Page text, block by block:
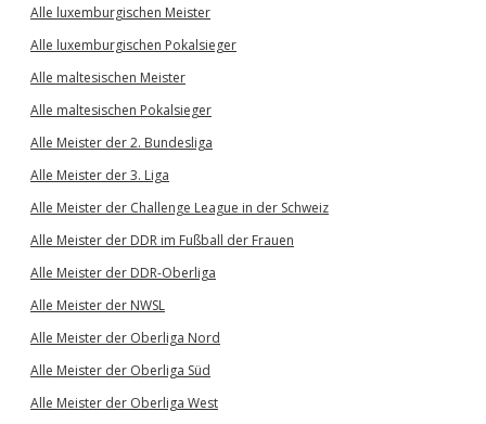
Alle luxemburgischen Meister
Alle luxemburgischen Pokalsieger
Alle maltesischen Meister
Alle maltesischen Pokalsieger
Alle Meister der 2. Bundesliga
Alle Meister der 3. Liga
Alle Meister der Challenge League in der Schweiz
Alle Meister der DDR im Fußball der Frauen
Alle Meister der DDR-Oberliga
Alle Meister der NWSL
Alle Meister der Oberliga Nord
Alle Meister der Oberliga Süd
Alle Meister der Oberliga West